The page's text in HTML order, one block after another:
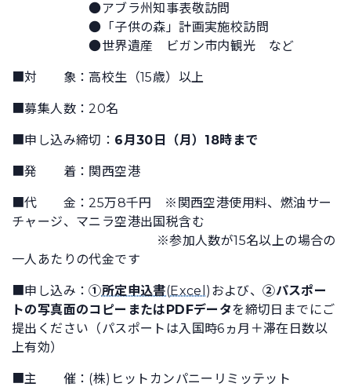
●アブラ州知事表敬訪問
●「子供の森」計画実施校訪問
●世界遺産 ビガン市内観光 など
■対 象：高校生（15歳）以上
■募集人数：20名
■申し込み締切： 6月30日（月）18時まで
■発 着：関西空港
■代 金：25万8千円 ※関西空港使用料、燃油サー
チャージ、マニラ空港出国税含む
※参加人数が15名以上の場合の
一人あたりの代金です
■申し込み：①所定申込書(Excel) および、②パスポー
トの写真面のコピーまたはPDFデータを締切日までにご
提出ください（パスポートは入国時6ヵ月＋滞在日数以
上有効）
■主 催：(株)ヒットカンパニーリミッテット